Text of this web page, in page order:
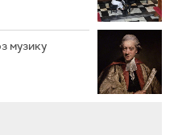
музику